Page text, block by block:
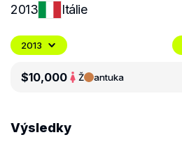
2013 Itálie
2013
$10,000 Ž antuka
Výsledky